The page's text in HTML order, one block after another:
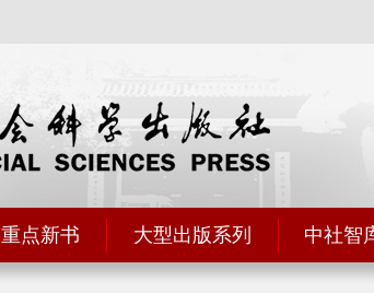
重点新书 大型出版系列 中社智